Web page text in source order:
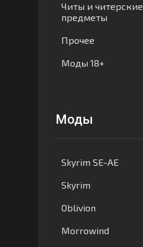
Читы и читерские
предметы
Прочее
Моды 18+
Моды
Skyrim SE-AE
Skyrim
Oblivion
Morrowind